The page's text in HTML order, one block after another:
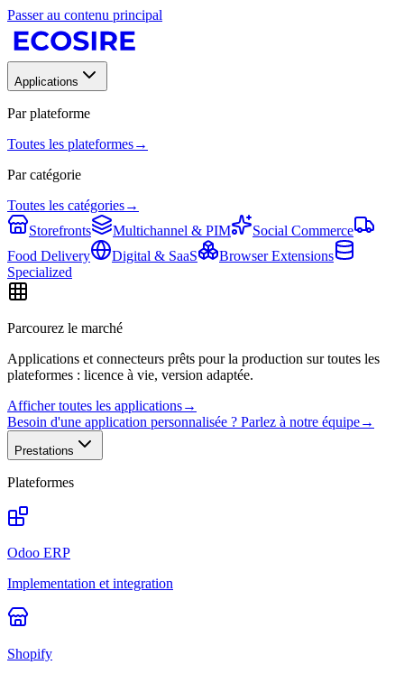
Passer au contenu principal
Applications
Par plateforme
Toutes les plateformes→
Par catégorie
Toutes les catégories→
Storefronts
Multichannel & PIM
Social Commerce
Food Delivery
Digital & SaaS
Browser Extensions
Specialized
Parcourez le marché
Applications et connecteurs prêts pour la production sur toutes les
plateformes : licence à vie, version adaptée.
Afficher toutes les applications→
Besoin d'une application personnalisée ? Parlez à notre équipe→
Prestations
Plateformes
Odoo ERP
Implementation et integration
Shopify